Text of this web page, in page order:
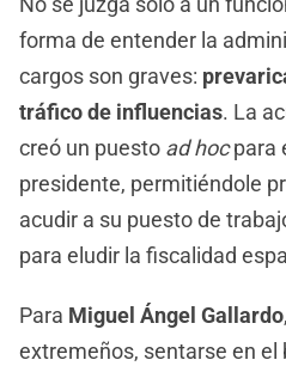
forma de entender la
cargos son graves:
tráfico de influencias. La
creó un puesto ad hocpara
presidente, permitiéndole
acudir a su puesto de
para eludir la fiscalidad
Para Miguel Ángel Gallardo
extremeños, sentarse en el